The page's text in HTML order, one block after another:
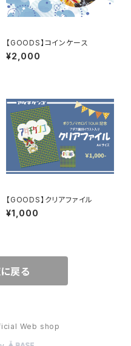
【GOODS】コインケース
¥2,000
【GOODS】クリアファイル
¥1,000
戻る
Web shop